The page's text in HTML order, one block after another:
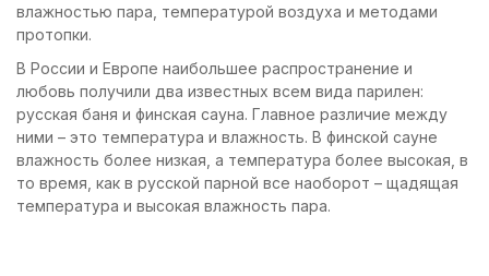
влажностью пара, температурой воздуха и методами
протопки.
В России и Европе наибольшее распространение и
любовь получили два известных всем вида парилен:
русская баня и финская сауна. Главное различие между
ними – это температура и влажность. В финской сауне
влажность более низкая, а температура более высокая, в
то время, как в русской парной все наоборот – щадящая
температура и высокая влажность пара.